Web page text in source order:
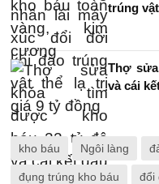
trúng
Thợ
và cái
kho báu Ngôi làng
đụng trúng kho báu đổi